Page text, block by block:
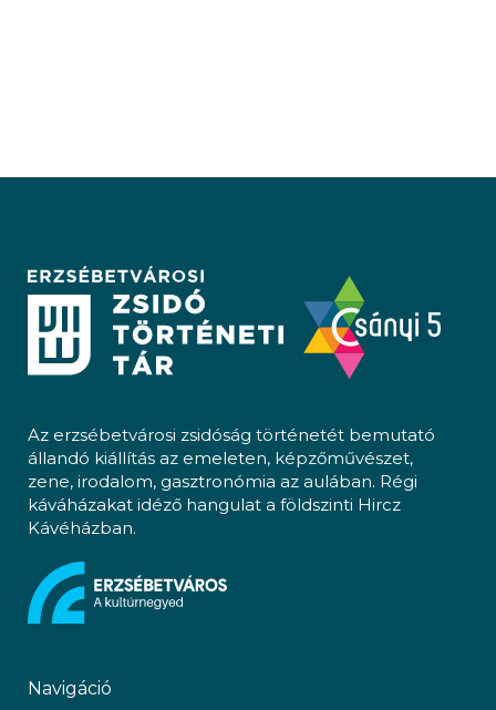
Az erzsébetvárosi zsidóság történetét bemutató
állandó kiállítás az emeleten, képzőművészet,
zene, irodalom, gasztronómia az aulában. Régi
káváházakat idéző hangulat a földszinti Hircz
Kávéházban.
Navigáció